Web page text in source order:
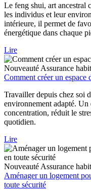
Le feng shui, art ancestral
les individus et leur
intérieure, il permet de
énergétique dans chaque
Lire
Nouveauté Assurance
Comment créer un
Travailler depuis chez soi
environnement adapté. Un
concentration, réduit le
quotidien.
Lire
Nouveauté Assurance
Aménager un logement
toute sécurité